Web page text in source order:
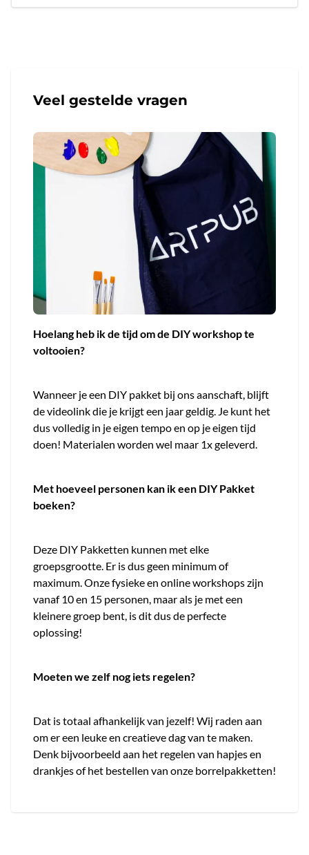
Veel gestelde vragen
Hoelang heb ik de tijd om de DIY workshop te
voltooien?
Wanneer je een DIY pakket bij ons aanschaft, blijft
de videolink die je krijgt een jaar geldig. Je kunt het
dus volledig in je eigen tempo en op je eigen tijd
doen! Materialen worden wel maar 1x geleverd.
Met hoeveel personen kan ik een DIY Pakket
boeken?
Deze DIY Pakketten kunnen met elke
groepsgrootte. Er is dus geen minimum of
maximum. Onze fysieke en online workshops zijn
vanaf 10 en 15 personen, maar als je met een
kleinere groep bent, is dit dus de perfecte
oplossing!
Moeten we zelf nog iets regelen?
Dat is totaal afhankelijk van jezelf! Wij raden aan
om er een leuke en creatieve dag van te maken.
Denk bijvoorbeeld aan het regelen van hapjes en
drankjes of het bestellen van onze borrelpakketten!